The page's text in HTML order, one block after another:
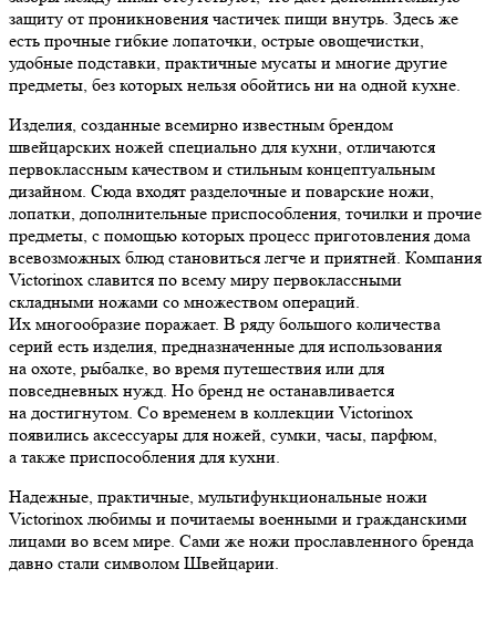
защиту от проникновения частичек пищи внутрь. Здесь же
есть прочные гибкие лопаточки, острые овощечистки,
удобные подставки, практичные мусаты и многие другие
предметы, без которых нельзя обойтись ни на одной кухне.
Изделия, созданные всемирно известным брендом
швейцарских ножей специально для кухни, отличаются
первоклассным качеством и стильным концептуальным
дизайном. Сюда входят разделочные и поварские ножи,
лопатки, дополнительные приспособления, точилки и прочие
предметы, с помощью которых процесс приготовления дома
всевозможных блюд становиться легче и приятней. Компания
Victorinox славится по всему миру первоклассными
складными ножами со множеством операций.
Их многообразие поражает. В ряду большого количества
серий есть изделия, предназначенные для использования
на охоте, рыбалке, во время путешествия или для
повседневных нужд. Но бренд не останавливается
на достигнутом. Со временем в коллекции Victorinox
появились аксессуары для ножей, сумки, часы, парфюм,
а также приспособления для кухни.
Надежные, практичные, мультифункциональные ножи
Victorinox любимы и почитаемы военными и гражданскими
лицами во всем мире. Сами же ножи прославленного бренда
давно стали символом Швейцарии.